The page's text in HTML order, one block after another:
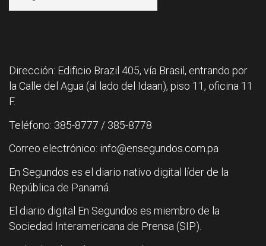
Dirección: Edificio Brazil 405, vía Brasil, entrando por
la Calle del Agua (al lado del Idaan), piso 11, oficina 11
F.
Teléfono: 385-8777 / 385-8778
Correo electrónico: info@ensegundos.com.pa
En Segundos es el diario nativo digital líder de la
República de Panamá.
El diario digital En Segundos es miembro de la
Sociedad Interamericana de Prensa (SIP).